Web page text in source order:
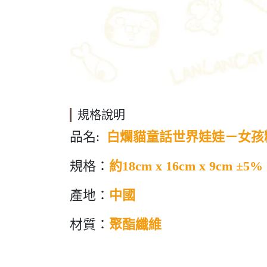
規格說明
品名:
白爛貓童話世界娃娃－女
規格： 約18cm x 16cm x 9cm ±5%
產地： 中國
材質： 聚酯纖維